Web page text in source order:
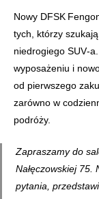
Nowy DFSK
tych, którzy
niedrogiego
wyposażeniu i
od pierwszego
zarówno w
podróży.
Zapraszamy do
Nałęczowskiej 75.
pytania,